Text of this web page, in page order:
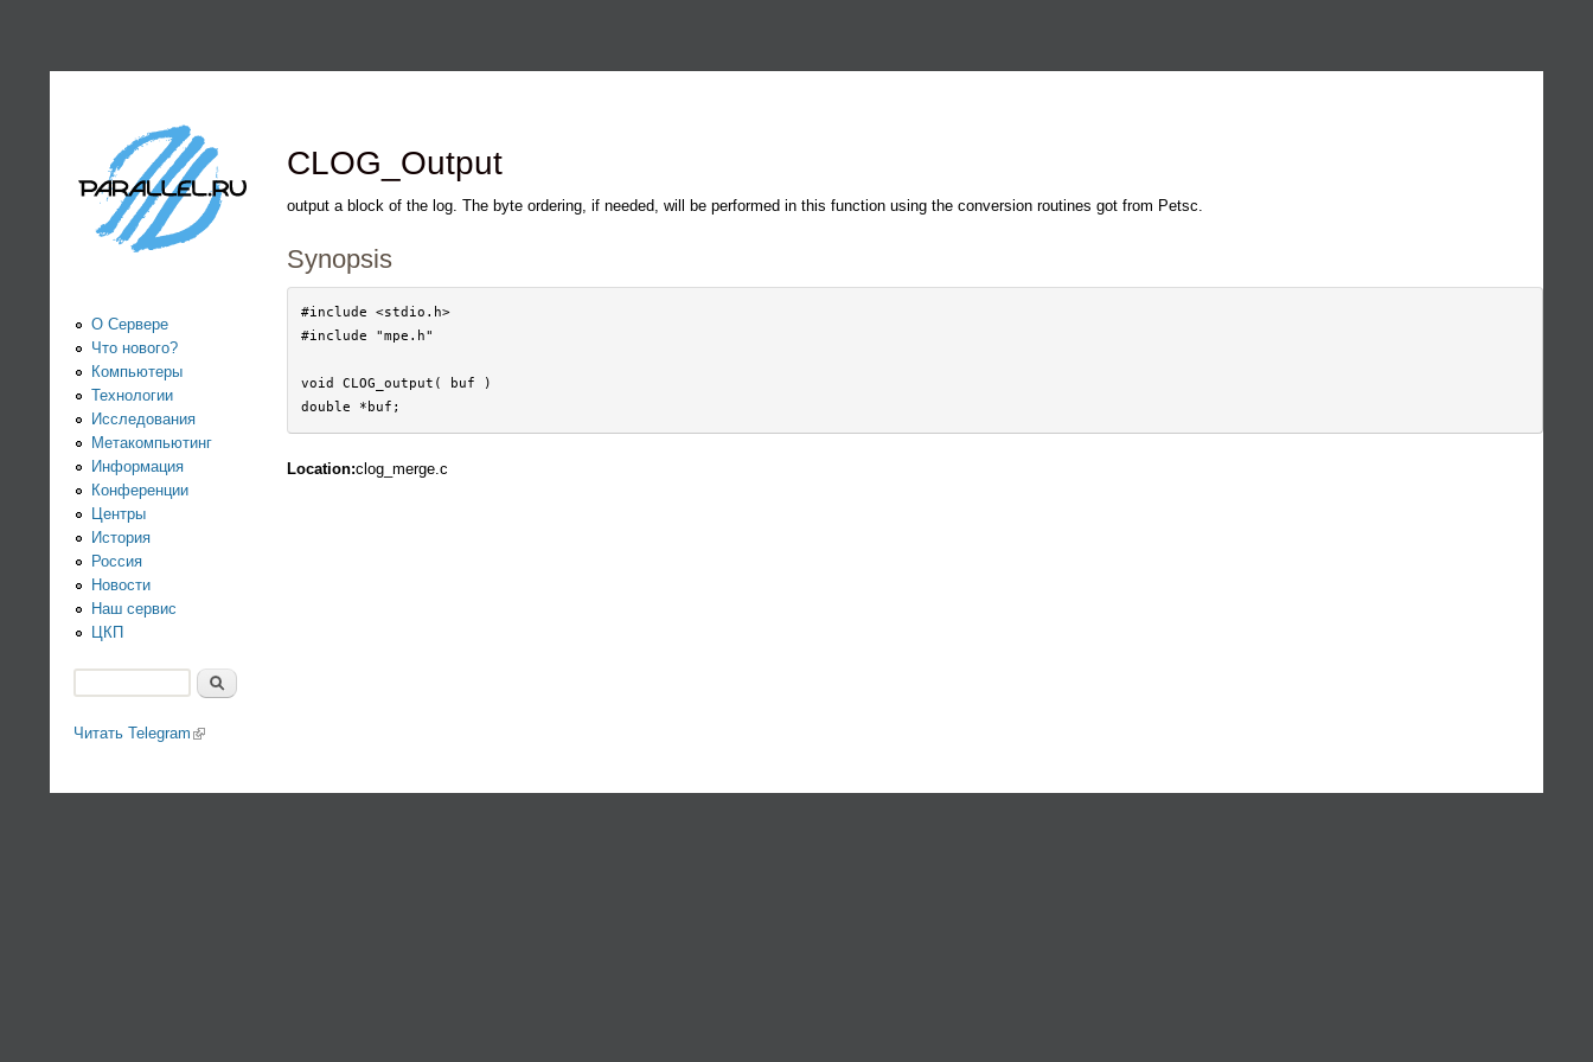
Информационно-
аналитический
центр по
параллельным
вычислениям
CLOG_Output
output a block of the log. The byte ordering, if needed, will be performed in this function using the conversion routines got from Petsc.
Synopsis
#include <stdio.h>
#include "mpe.h"
void CLOG_output( buf )
Location:clog_merge.c
О Сервере
Что нового?
Компьютеры
Технологии
Исследования
Метакомпьютинг
Информация
Конференции
Центры
История
Россия
Новости
Наш сервис
ЦКП
Читать Telegram (link is external)